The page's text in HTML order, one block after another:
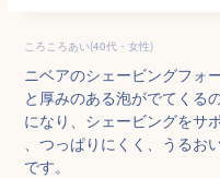
ころころあい(40代・女性)
ニベアのシェービングフォ
と厚みのある泡がでてくる
になり、シェービングをサ
、つっぱりにくく、うる
です。